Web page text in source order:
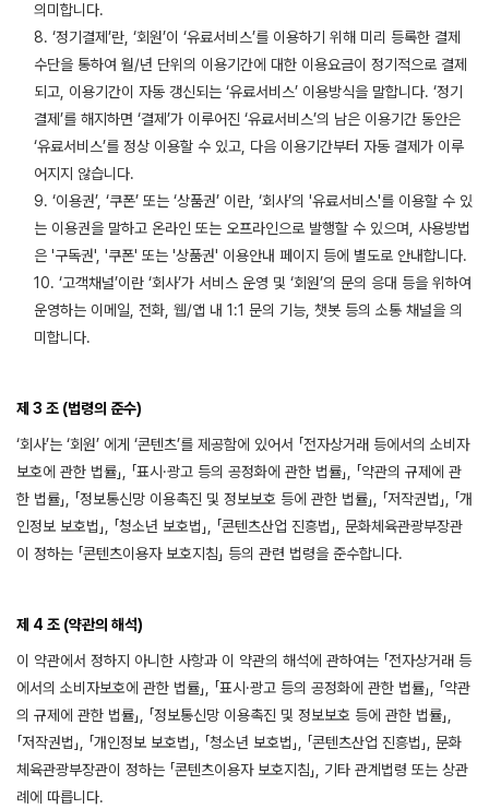
의미합니다.
8. ‘정기결제’란, ‘회원’이 ‘유료서비스’를 이용하기 위해 미리 등록한 결제
수단을 통하여 월/년 단위의 이용기간에 대한 이용요금이 정기적으로 결제
되고, 이용기간이 자동 갱신되는 ‘유료서비스’ 이용방식을 말합니다. ‘정기
결제’를 해지하면 ‘결제’가 이루어진 ‘유료서비스’의 남은 이용기간 동안은
‘유료서비스’를 정상 이용할 수 있고, 다음 이용기간부터 자동 결제가 이루
어지지 않습니다.
9. ‘이용권’, ‘쿠폰’ 또는 ‘상품권’ 이란, ‘회사’의 '유료서비스'를 이용할 수 있
는 이용권을 말하고 온라인 또는 오프라인으로 발행할 수 있으며, 사용방법
은 '구독권', '쿠폰' 또는 '상품권' 이용안내 페이지 등에 별도로 안내합니다.
10. ‘고객채널’이란 ‘회사’가 서비스 운영 및 ‘회원’의 문의 응대 등을 위하여
운영하는 이메일, 전화, 웹/앱 내 1:1 문의 기능, 챗봇 등의 소통 채널을 의
미합니다.
제 3 조 (법령의 준수)
‘회사’는 ‘회원’ 에게 ‘콘텐츠’를 제공함에 있어서 「전자상거래 등에서의 소비자
보호에 관한 법률」, 「표시·광고 등의 공정화에 관한 법률」, 「약관의 규제에 관
한 법률」, 「정보통신망 이용촉진 및 정보보호 등에 관한 법률」, 「저작권법」, 「개
인정보 보호법」, 「청소년 보호법」, 「콘텐츠산업 진흥법」, 문화체육관광부장관
이 정하는 「콘텐츠이용자 보호지침」 등의 관련 법령을 준수합니다.
제 4 조 (약관의 해석)
이 약관에서 정하지 아니한 사항과 이 약관의 해석에 관하여는 「전자상거래 등
에서의 소비자보호에 관한 법률」, 「표시·광고 등의 공정화에 관한 법률」, 「약관
의 규제에 관한 법률」, 「정보통신망 이용촉진 및 정보보호 등에 관한 법률」,
「저작권법」, 「개인정보 보호법」, 「청소년 보호법」, 「콘텐츠산업 진흥법」, 문화
체육관광부장관이 정하는 「콘텐츠이용자 보호지침」, 기타 관계법령 또는 상관
례에 따릅니다.